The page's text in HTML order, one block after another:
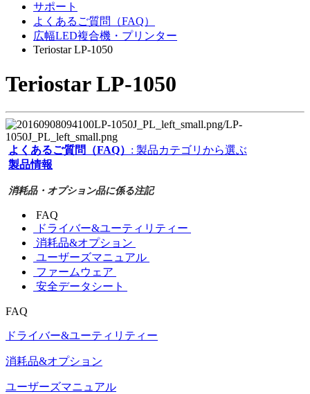
サポート
よくあるご質問（FAQ）
広幅LED複合機・プリンター
Teriostar LP-1050
Teriostar LP-1050
よくあるご質問（FAQ） : 製品カテゴリから選ぶ
製品情報
消耗品・オプション品に係る注記
FAQ
ドライバー&ユーティリティー
消耗品&オプション
ユーザーズマニュアル
ファームウェア
安全データシート
FAQ
ドライバー&ユーティリティー
消耗品&オプション
ユーザーズマニュアル